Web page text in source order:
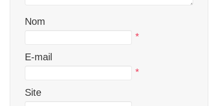
Nom
*
E-mail
*
Site